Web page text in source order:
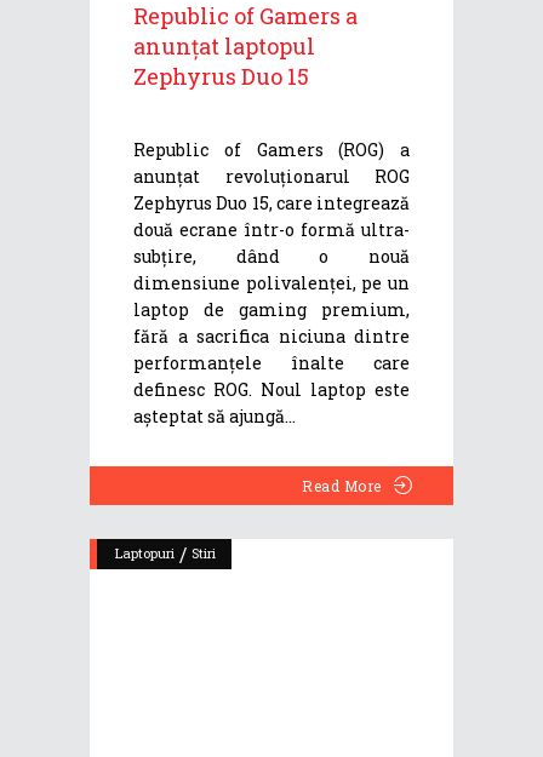
Republic of Gamers a
anunțat laptopul
Zephyrus Duo 15
Republic of Gamers (ROG) a
anunțat revoluționarul ROG
Zephyrus Duo 15, care integrează
două ecrane într-o formă ultra-
subțire, dând o nouă
dimensiune polivalenței, pe un
laptop de gaming premium,
fără a sacrifica niciuna dintre
performanțele înalte care
definesc ROG. Noul laptop este
așteptat să ajungă
Read More
Laptopuri / Stiri